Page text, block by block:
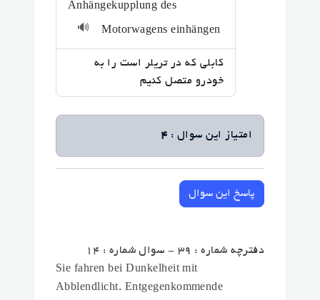
Anhängekupplung des
Motorwagens einhängen
🔊
کابلی که در تریلر است را به
خودرو متصل کنیم
امتیاز این سوال : 4
پاسخ این سوال
دفترچه شماره : 39 - سوال شماره : 14
Sie fahren bei Dunkelheit mit
Abblendlicht. Entgegenkommende